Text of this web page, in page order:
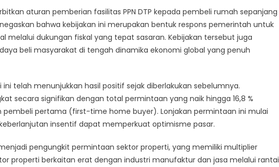
aturan pemberian fasilitas PPN DTP kepada pembeli rumah sepanjang
bahwa kebijakan ini merupakan bentuk respons pemerintah untuk
dukungan fiskal yang tepat sasaran. Kebijakan tersebut juga
beli masyarakat di tengah dinamika ekonomi global yang penuh
telah menunjukkan hasil positif sejak diberlakukan sebelumnya.
secara signifikan dengan total permintaan yang naik hingga 16,8 %
pertama (first-time home buyer). Lonjakan permintaan ini mulai
insentif dapat memperkuat optimisme pasar.
menjadi pengungkit permintaan sektor properti, yang memiliki multiplier
properti berkaitan erat dengan industri manufaktur dan jasa melalui rantai